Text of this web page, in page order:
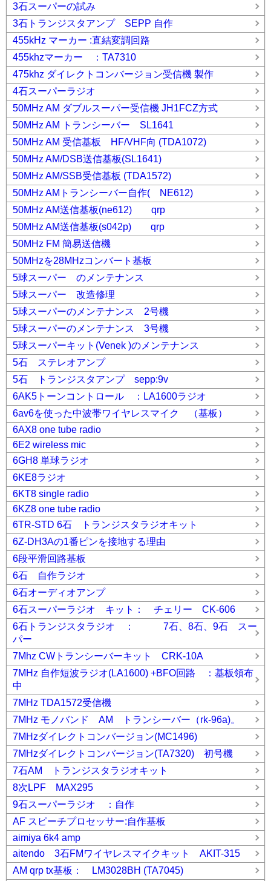
3石スーパーの試み
3石トランジスタアンプ SEPP 自作
455kHz マーカー :直結変調回路
455khzマーカー ：TA7310
475khz ダイレクトコンバージョン受信機 製作
4石スーパーラジオ
50MHz AM ダブルスーパー受信機 JH1FCZ方式
50MHz AM トランシーバー SL1641
50MHz AM 受信基板 HF/VHF向 (TDA1072)
50MHz AM/DSB送信基板(SL1641)
50MHz AM/SSB受信基板 (TDA1572)
50MHz AMトランシーバー自作( NE612)
50MHz AM送信基板(ne612) qrp
50MHz AM送信基板(s042p) qrp
50MHz FM 簡易送信機
50MHzを28MHzコンバート基板
5球スーパー のメンテナンス
5球スーパー 改造修理
5球スーパーのメンテナンス 2号機
5球スーパーのメンテナンス 3号機
5球スーパーキット(Venek )のメンテナンス
5石 ステレオアンプ
5石 トランジスタアンプ sepp:9v
6AK5トーンコントロール ：LA1600ラジオ
6av6を使った中波帯ワイヤレスマイク （基板）
6AX8 one tube radio
6E2 wireless mic
6GH8 単球ラジオ
6KE8ラジオ
6KT8 single radio
6KZ8 one tube radio
6TR-STD 6石 トランジスタラジオキット
6Z-DH3Aの1番ピンを接地する理由
6段平滑回路基板
6石 自作ラジオ
6石オーディオアンプ
6石スーパーラジオ キット： チェリー CK-606
6石トランジスタラジオ ： 7石、8石、9石 スー
パー
7Mhz CWトランシーバーキット CRK-10A
7MHz 自作短波ラジオ(LA1600) +BFO回路 ：基板領布
中
7MHz TDA1572受信機
7MHz モノバンド AM トランシーバー（rk-96a)。
7MHzダイレクトコンバージョン(MC1496)
7MHzダイレクトコンバージョン(TA7320) 初号機
7石AM トランジスタラジオキット
8次LPF MAX295
9石スーパーラジオ ：自作
AF スピーチプロセッサー:自作基板
aimiya 6k4 amp
aitendo 3石FMワイヤレスマイクキット AKIT-315
AM qrp tx基板： LM3028BH (TA7045)